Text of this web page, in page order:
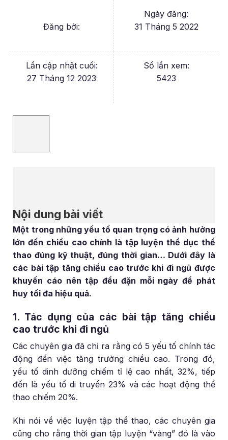
Đăng bởi:
Ngày đăng:
31 Tháng 5 2022
Lần cập nhật cuối:
27 Tháng 12 2023
Số lần xem:
5423
Nội dung bài viết
Một trong những yếu tố quan trọng có ảnh hưởng
lớn đến chiều cao chính là tập luyện thể dục thể
thao đúng kỹ thuật, đúng thời gian… Dưới đây là
các bài tập tăng chiều cao trước khi đi ngủ được
khuyến cáo nên tập đều đặn mỗi ngày để phát
huy tối đa hiệu quả.
1. Tác dụng của các bài tập tăng chiều
cao trước khi đi ngủ
Các chuyên gia đã chỉ ra rằng có 5 yếu tố chính tác
động đến việc tăng trưởng chiều cao. Trong đó,
yếu tố dinh dưỡng chiếm tỉ lệ cao nhất, 32%, tiếp
đến là yếu tố di truyền 23% và các hoạt động thể
thao chiếm 20%.
Khi nói về việc luyện tập thể thao, các chuyên gia
cũng cho rằng thời gian tập luyện “vàng” đó là vào